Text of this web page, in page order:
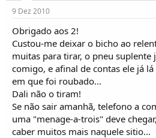
9 Dez 2010
Obrigado aos 2!
Custou-me deixar o bicho ao
muitas para tirar, o pneu suplente
comigo, e afinal de contas ele já
em que foi roubado...
Dali não o tiram!
Se não sair amanhã, telefono a
uma "menage-a-trois" deve
caber muitos mais naquele sitio...